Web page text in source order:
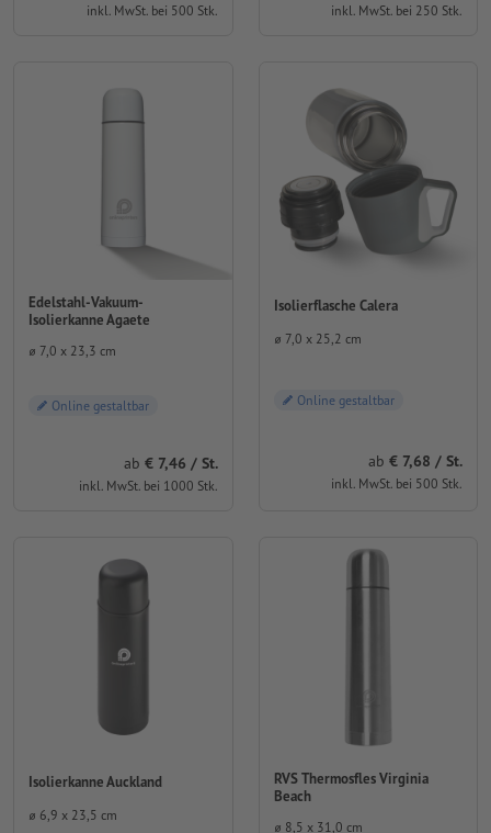
inkl. MwSt. bei 500 Stk. inkl. MwSt. bei 250 Stk.
Edelstahl-Vakuum-
Isolierkanne Agaete
⌀ 7,0 x 23,3 cm
Online gestaltbar
ab 7,46 / St.
inkl. MwSt. bei 1000 Stk.
Isolierflasche Calera
⌀ 7,0 x 25,2 cm
Online gestaltbar
ab 7,68 / St.
inkl. MwSt. bei 500 Stk.
Isolierkanne Auckland
⌀ 6,9 x 23,5 cm
RVS Thermosfles Virginia
Beach
⌀ 8,5 x 31,0 cm